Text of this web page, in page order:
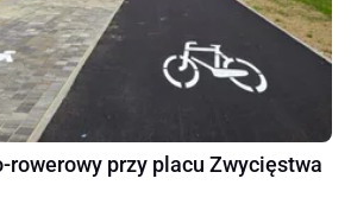
rowerowy przy placu Zwycięstwa